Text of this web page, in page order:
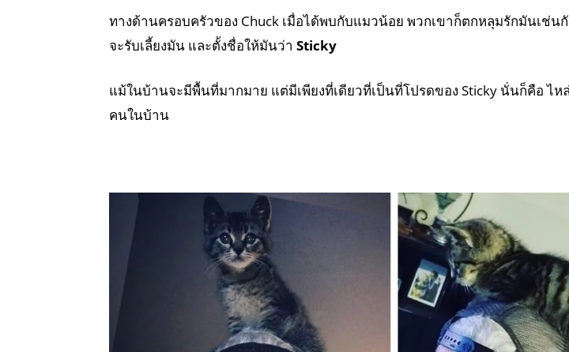
ทางด้านครอบครัวของ Chuck เมื่อได้พบกับแมวน้อย พวกเขาก็ตกหลุมรักมันเช่น
จะรับเลี้ยงมัน และตั้งชื่อให้มันว่า Sticky
แม้ในบ้านจะมีพื้นที่มากมาย แต่มีเพียงที่เดียวที่เป็นที่โปรดของ Sticky นั่นก็คือ ไห
คนในบ้าน